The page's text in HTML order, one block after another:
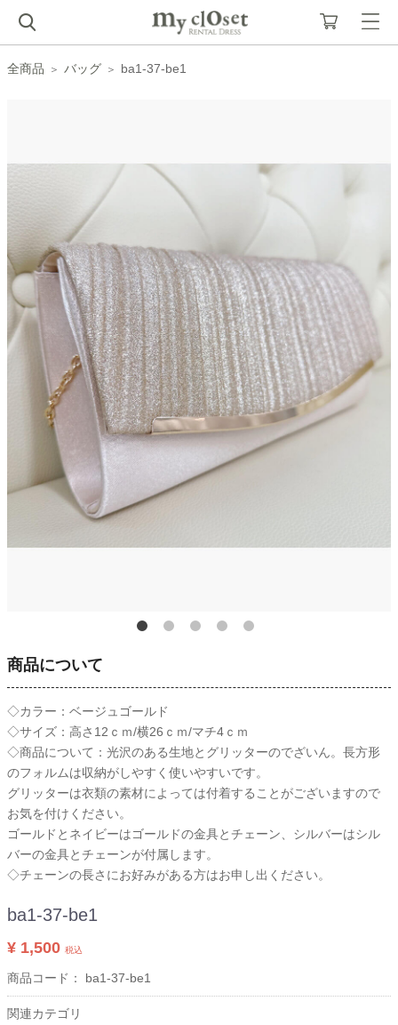
全商品 バッグ ba1-37-be1
商品について
◇カラー：ベージュゴールド
◇サイズ：高さ12ｃｍ/横26ｃｍ/マチ4ｃｍ
◇商品について：光沢のある生地とグリッターのでざいん。長方形
のフォルムは収納がしやすく使いやすいです。
グリッターは衣類の素材によっては付着することがございますので
お気を付けください。
ゴールドとネイビーはゴールドの金具とチェーン、シルバーはシル
バーの金具とチェーンが付属します。
◇チェーンの長さにお好みがある方はお申し出ください。
ba1-37-be1
¥ 1,500 税込
商品コード： ba1-37-be1
関連カテゴリ